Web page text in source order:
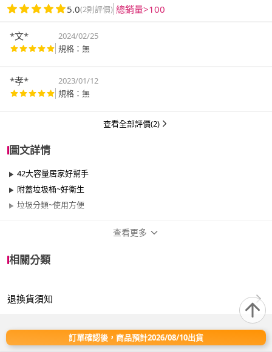
5.0(2則評價) 總銷量>100
*文*
2024/02/25
規格：無
*孝*
2023/01/12
規格：無
查看全部評價(2)
圖文詳情
42大容量居家好幫手
附蓋垃圾桶~好衛生
垃圾分類~使用方便
類型
容量 41-50L
查看更多
相關分類
退換貨須知
訂單確認後，商品預計2026/08/10出貨